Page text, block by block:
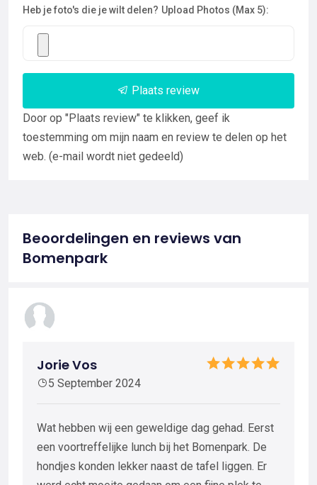
Heb je foto's die je wilt delen? Upload Photos (Max 5):
Plaats review
Door op "Plaats review" te klikken, geef ik
toestemming om mijn naam en review te delen op het
web. (e-mail wordt niet gedeeld)
Beoordelingen en reviews van
Bomenpark
Jorie Vos
5 September 2024
Wat hebben wij een geweldige dag gehad. Eerst
een voortreffelijke lunch bij het Bomenpark. De
hondjes konden lekker naast de tafel liggen. Er